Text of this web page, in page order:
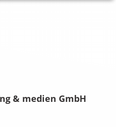
& medien GmbH